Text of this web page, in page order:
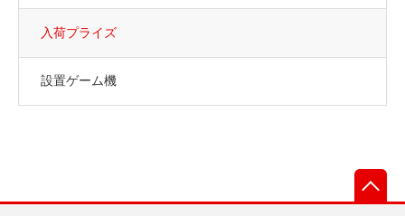
入荷プライズ
設置ゲーム機